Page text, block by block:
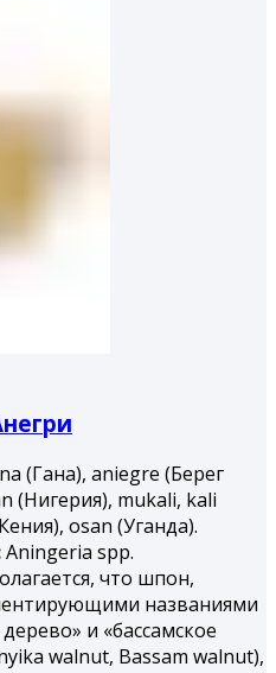
(Гана), aniegre (Берег
(Нигерия), mukali, kali
osan (Уганда).
Aningeria spp.
что шпон,
названиями
и «бассамское
walnut, Bassam walnut),